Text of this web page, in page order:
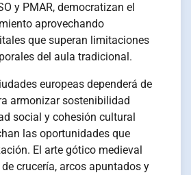
y PMAR, democratizan el
aprovechando
que superan limitaciones
del aula tradicional.
europeas dependerá de
armonizar sostenibilidad
social y cohesión cultural
las oportunidades que
El arte gótico medieval
crucería, arcos apuntados y